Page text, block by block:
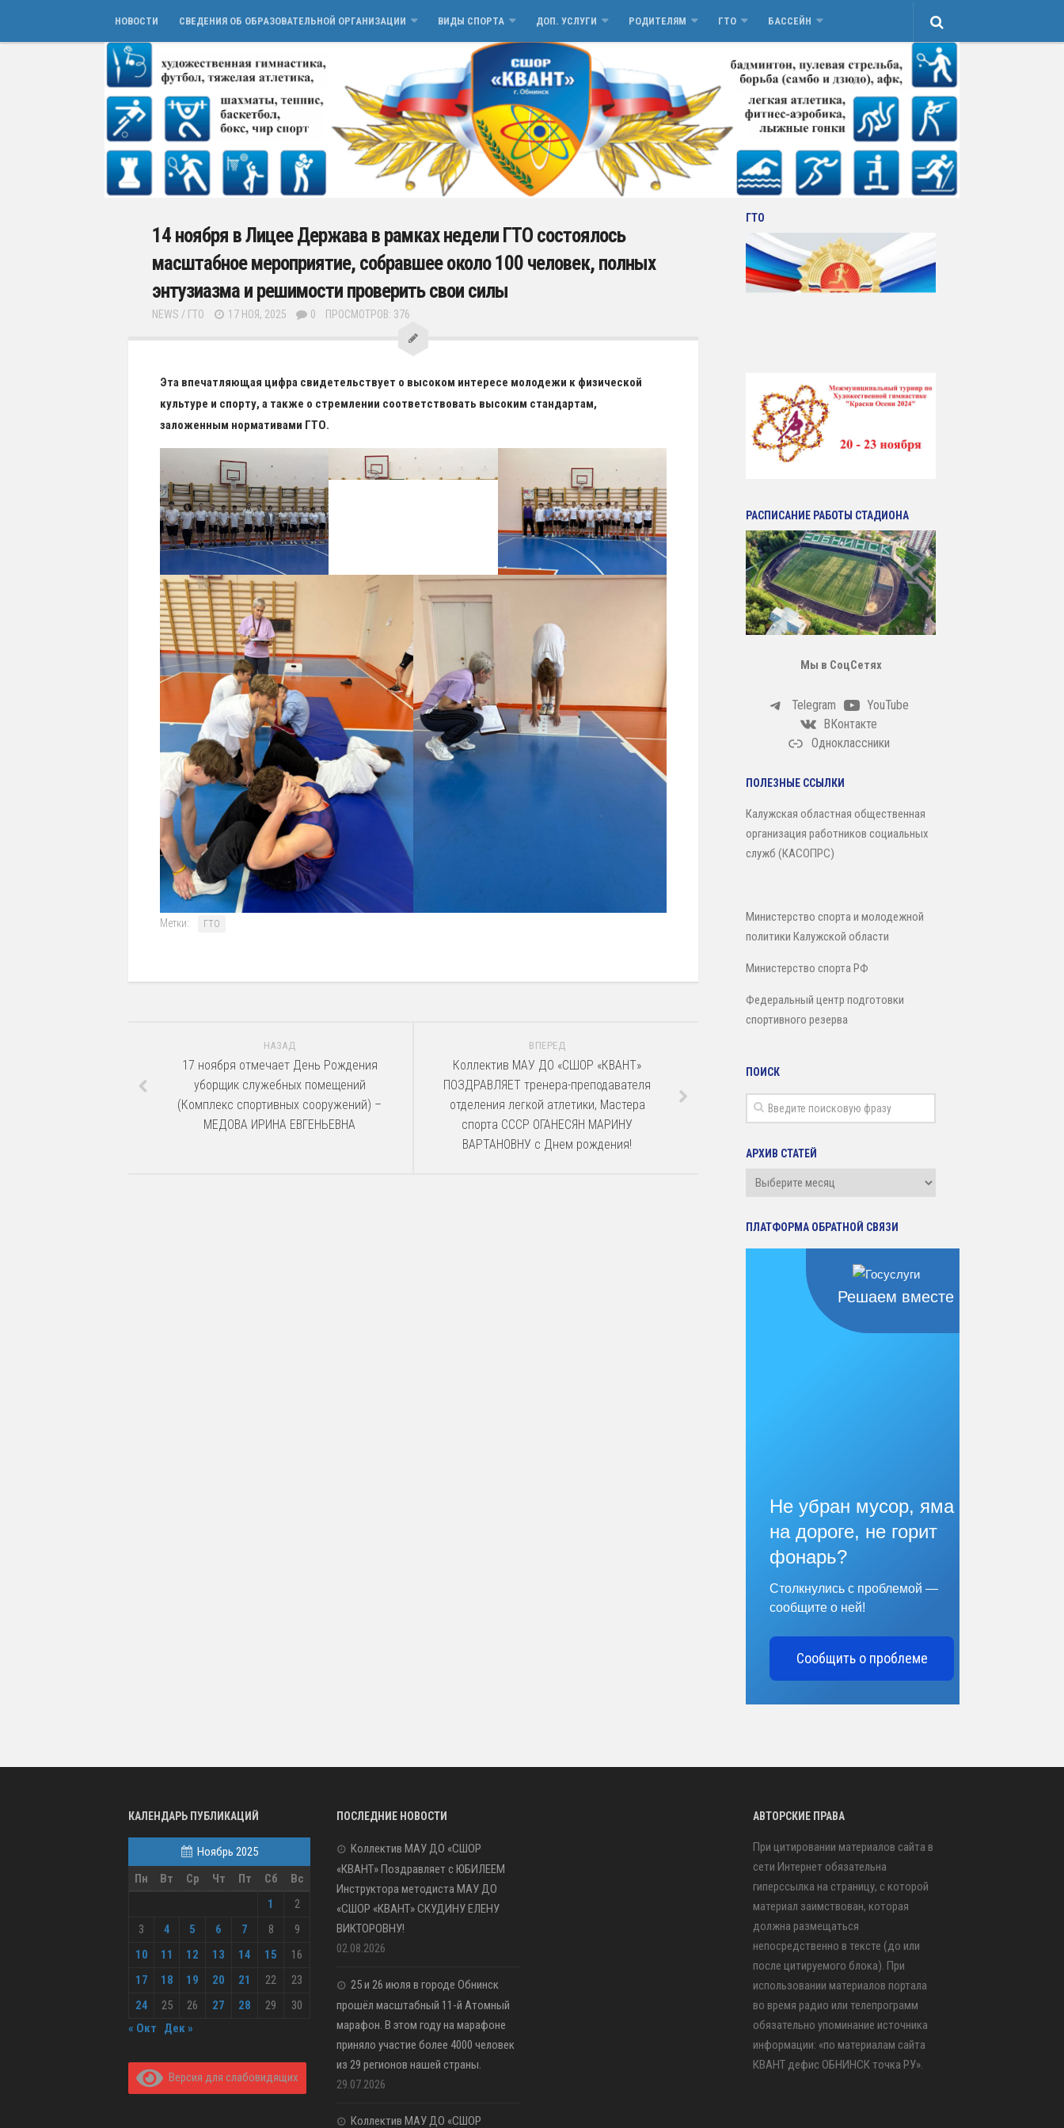
НОВОСТИ СВЕДЕНИЯ ОБ ОБРАЗОВАТЕЛЬНОЙ ОРГАНИЗАЦИИ ВИДЫ СПОРТА ДОП. УСЛУГИ РОДИТЕЛЯМ ГТО БАССЕЙН
14 ноября в Лицее Держава в рамках недели ГТО состоялось
масштабное мероприятие, собравшее около 100 человек, полных
энтузиазма и решимости проверить свои силы
NEWS / ГТО 17 НОЯ, 2025 0 ПРОСМОТРОВ: 376
Эта впечатляющая цифра свидетельствует о высоком интересе молодежи к физической
культуре и спорту, а также о стремлении соответствовать высоким стандартам,
заложенным нормативами ГТО.
Метки: ГТО
ВПЕРЕД
Коллектив МАУ ДО «СШОР «КВАНТ»
ПОЗДРАВЛЯЕТ тренера-преподавателя
отделения легкой атлетики, Мастера
спорта СССР ОГАНЕСЯН МАРИНУ
ВАРТАНОВНУ с Днем рождения!
НАЗАД
17 ноября отмечает День Рождения
уборщик служебных помещений
(Комплекс спортивных сооружений) –
МЕДОВА ИРИНА ЕВГЕНЬЕВНА
ГТО
РАСПИСАНИЕ РАБОТЫ СТАДИОНА
Мы в СоцСетях
Telegram
YouTube
ВКонтакте
Одноклассники
ПОЛЕЗНЫЕ ССЫЛКИ
Калужская областная общественная
организация работников социальных
служб (КАСОПРС)
Министерство спорта и молодежной
политики Калужской области
Министерство спорта РФ
Федеральный центр подготовки
спортивного резерва
ПОИСК
АРХИВ СТАТЕЙ
Архив
ПЛАТФОРМА ОБРАТНОЙ СВЯЗИ
Решаем вместе
Не убран мусор, яма
на дороге, не горит
фонарь?
Столкнулись с проблемой —
сообщите о ней!
Сообщить о проблеме
КАЛЕНДАРЬ ПУБЛИКАЦИЙ
Ноябрь 2025
Пн
Вт Ср Чт Пт Сб
Вс
1
2
3
4 5 6 7 8
9
10
11 12 13 14 15
16
17
18 19 20 21 22
23
24
25 26 27 28 29
30
« Окт
Дек »
Версия для слабовидящих
ПОСЛЕДНИЕ НОВОСТИ
Коллектив МАУ ДО «СШОР
«КВАНТ» Поздравляет с ЮБИЛЕЕМ
Инструктора методиста МАУ ДО
«СШОР «КВАНТ» СКУДИНУ ЕЛЕНУ
ВИКТОРОВНУ!
02.08.2026
25 и 26 июля в городе Обнинск
прошёл масштабный 11-й Атомный
марафон. В этом году на марафоне
приняло участие более 4000 человек
из 29 регионов нашей страны.
29.07.2026
Коллектив МАУ ДО «СШОР
АВТОРСКИЕ ПРАВА
При цитировании материалов сайта в
сети Интернет обязательна
гиперссылка на страницу, с которой
материал заимствован, которая
должна размещаться
непосредственно в тексте (до или
после цитируемого блока). При
использовании материалов портала
во время радио или телепрограмм
обязательно упоминание источника
информации: «по материалам сайта
КВАНТ дефис ОБНИНСК точка РУ».